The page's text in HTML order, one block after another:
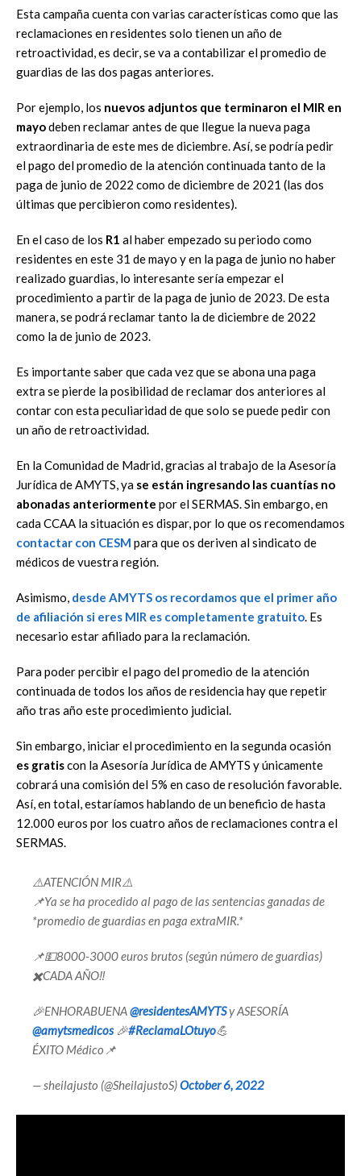
Esta campaña cuenta con varias características como que las
reclamaciones en residentes solo tienen un año de
retroactividad, es decir, se va a contabilizar el promedio de
guardias de las dos pagas anteriores.
Por ejemplo, los nuevos adjuntos que terminaron el MIR en
mayodeben reclamar antes de que llegue la nueva paga
extraordinaria de este mes de diciembre. Así, se podría pedir
el pago del promedio de la atención continuada tanto de la
paga de junio de 2022 como de diciembre de 2021 (las dos
últimas que percibieron como residentes).
En el caso de los R1 al haber empezado su periodo como
residentes en este 31 de mayo y en la paga de junio no haber
realizado guardias, lo interesante sería empezar el
procedimiento a partir de la paga de junio de 2023. De esta
manera, se podrá reclamar tanto la de diciembre de 2022
como la de junio de 2023.
Es importante saber que cada vez que se abona una paga
extra se pierde la posibilidad de reclamar dos anteriores al
contar con esta peculiaridad de que solo se puede pedir con
un año de retroactividad.
En la Comunidad de Madrid, gracias al trabajo de la Asesoría
Jurídica de AMYTS, ya se están ingresando las cuantías no
abonadas anteriormente por el SERMAS. Sin embargo, en
cada CCAA la situación es dispar, por lo que os recomendamos
contactar con CESM para que os deriven al sindicato de
médicos de vuestra región.
Asimismo, desde AMYTS os recordamos que el primer año
de afiliación si eres MIR es completamente gratuito. Es
necesario estar afiliado para la reclamación.
Para poder percibir el pago del promedio de la atención
continuada de todos los años de residencia hay que repetir
año tras año este procedimiento judicial.
Sin embargo, iniciar el procedimiento en la segunda ocasión
es gratiscon la Asesoría Jurídica de AMYTS y únicamente
cobrará una comisión del 5% en caso de resolución favorable.
Así, en total, estaríamos hablando de un beneficio de hasta
12.000 euros por los cuatro años de reclamaciones contra el
SERMAS.
⚠️ATENCIÓN MIR⚠️
📌Ya se ha procedido al pago de las sentencias ganadas de
*promedio de guardias en paga extraMIR.*
📌💵8000-3000 euros brutos (según número de guardias)
✖️CADA AÑO‼️
🎉ENHORABUENA@residentesAMYTSy ASESORÍA
@amytsmedicos🎉#ReclamaLOtuyo💪
ÉXITO Médico📌
— sheilajusto (@SheilajustoS)October 6, 2022